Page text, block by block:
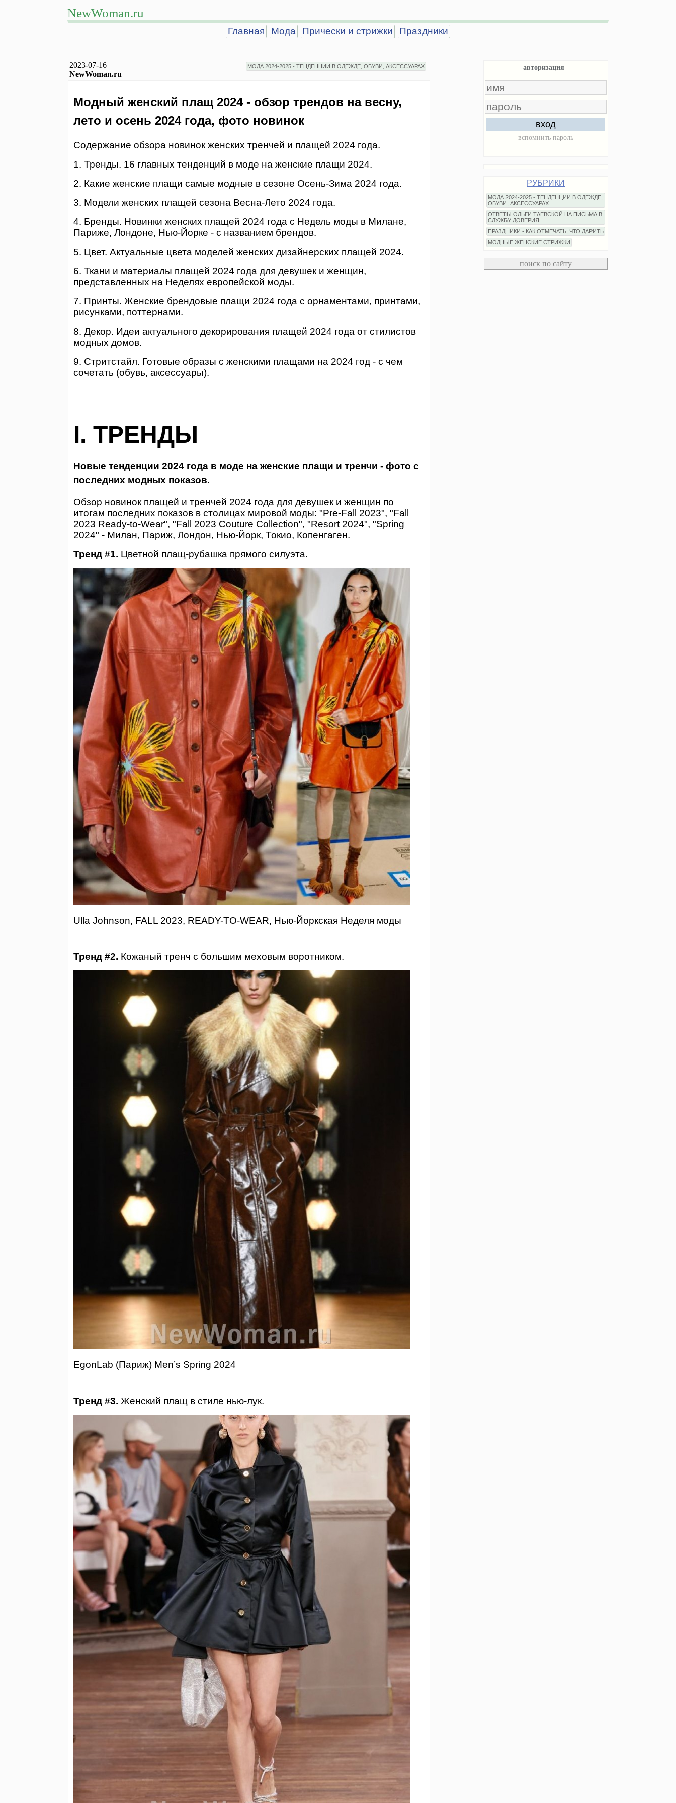
NewWoman.ru
Главная Мода Прически и стрижки Праздники
2023-07-16
NewWoman.ru
МОДА 2024-2025 - ТЕНДЕНЦИИ В ОДЕЖДЕ, ОБУВИ, АКСЕССУАРАХ
Модный женский плащ 2024 - обзор трендов на весну,
лето и осень 2024 года, фото новинок
Содержание обзора новинок женских тренчей и плащей 2024 года.
1. Тренды. 16 главных тенденций в моде на женские плащи 2024.
2. Какие женские плащи самые модные в сезоне Осень-Зима 2024 года.
3. Модели женских плащей сезона Весна-Лето 2024 года.
4. Бренды. Новинки женских плащей 2024 года с Недель моды в Милане,
Париже, Лондоне, Нью-Йорке - с названием брендов.
5. Цвет. Актуальные цвета моделей женских дизайнерских плащей 2024.
6. Ткани и материалы плащей 2024 года для девушек и женщин,
представленных на Неделях европейской моды.
7. Принты. Женские брендовые плащи 2024 года с орнаментами, принтами,
рисунками, поттернами.
8. Декор. Идеи актуального декорирования плащей 2024 года от стилистов
модных домов.
9. Стритстайл. Готовые образы с женскими плащами на 2024 год - с чем
сочетать (обувь, аксессуары).
I. ТРЕНДЫ
Новые тенденции 2024 года в моде на женские плащи и тренчи - фото с
последних модных показов.
Обзор новинок плащей и тренчей 2024 года для девушек и женщин по
итогам последних показов в столицах мировой моды: "Pre-Fall 2023", "Fall
2023 Ready-to-Wear", "Fall 2023 Couture Collection", "Resort 2024", "Spring
2024" - Милан, Париж, Лондон, Нью-Йорк, Токио, Копенгаген.
Тренд #1. Цветной плащ-рубашка прямого силуэта.
Ulla Johnson, FALL 2023, READY-TO-WEAR, Нью-Йоркская Неделя моды
Тренд #2. Кожаный тренч с большим меховым воротником.
EgonLab (Париж) Men’s Spring 2024
Тренд #3. Женский плащ в стиле нью-лук.
авторизация
вход
вспомнить пароль
РУБРИКИ
МОДА 2024-2025 - ТЕНДЕНЦИИ В ОДЕЖДЕ,
ОБУВИ, АКСЕССУАРАХ
ОТВЕТЫ ОЛЬГИ ТАЕВСКОЙ НА ПИСЬМА В
СЛУЖБУ ДОВЕРИЯ
ПРАЗДНИКИ - КАК ОТМЕЧАТЬ, ЧТО ДАРИТЬ
МОДНЫЕ ЖЕНСКИЕ СТРИЖКИ